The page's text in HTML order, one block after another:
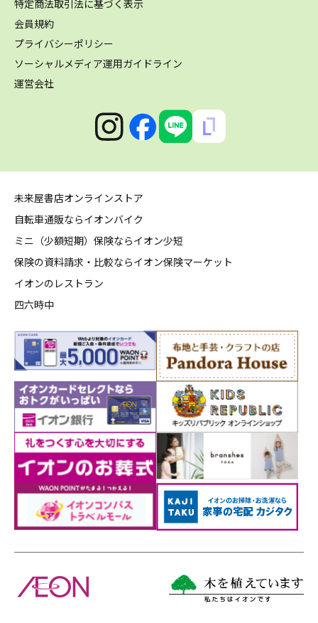
特定商法取引法に基づく表示
会員規約
プライバシーポリシー
ソーシャルメディア運用ガイドライン
運営会社
未来屋書店オンラインストア
自転車通販ならイオンバイク
ミニ（少額短期）保険ならイオン少短
保険の資料請求・比較ならイオン保険マーケット
イオンのレストラン
四六時中